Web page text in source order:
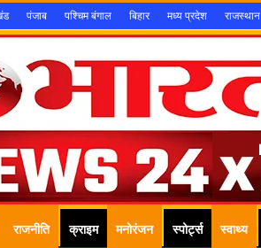
पंजाब पश्चिम बंगाल बिहार मध्य प्रदेश राजस्थान
राजनीति क्राइम मनोरंजन स्पोर्ट्स स्वाथ्य